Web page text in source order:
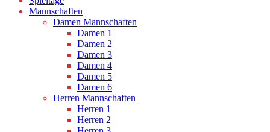
Mannschaften
Damen Mannschaften
Damen 1
Damen 2
Damen 3
Damen 4
Damen 5
Damen 6
Herren Mannschaften
Herren 1
Herren 2